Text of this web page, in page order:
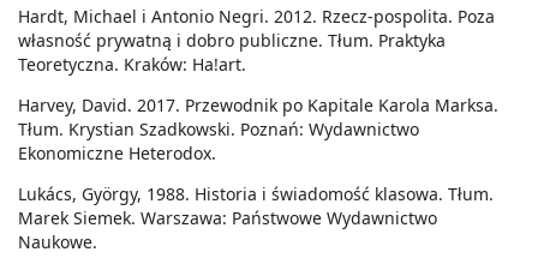
Hardt, Michael i Antonio Negri. 2012. Rzecz-pospolita. Poza
własność prywatną i dobro publiczne. Tłum. Praktyka
Teoretyczna. Kraków: Ha!art.
Harvey, David. 2017. Przewodnik po Kapitale Karola Marksa.
Tłum. Krystian Szadkowski. Poznań: Wydawnictwo
Ekonomiczne Heterodox.
Lukács, György, 1988. Historia i świadomość klasowa. Tłum.
Marek Siemek. Warszawa: Państwowe Wydawnictwo
Naukowe.